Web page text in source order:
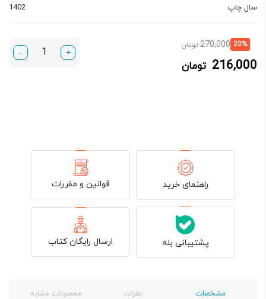
سال چاپ 1402
20%
270,000 تومانقیمت
216,000 تومان
قیمت
216,000 تومان.
+
-
راهنمای خرید قوانین و مقررات
پشتیبانی بله ارسال رایگان کتاب
مشخصات نظرات محصولات مشابه